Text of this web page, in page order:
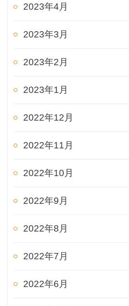
2023年4月
2023年3月
2023年2月
2023年1月
2022年12月
2022年11月
2022年10月
2022年9月
2022年8月
2022年7月
2022年6月